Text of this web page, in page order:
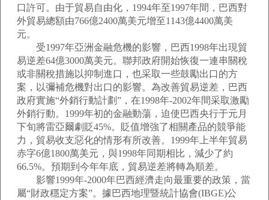
口許可。由于貿易自由化，1994年至1997年間，巴西對
外貿易總額由766億2400萬美元增至1143億4400萬美
元。
受1997年亞洲金融危機的影響，巴西1998年出現貿
易逆差64億3000萬美元。聯邦政府開始恢復一連串關稅
或非關稅措施以抑制進口，也采取一些鼓勵出口的方
案，以彌補危機對出口的影響。為改善貿易逆差，巴西
政府實施“外銷行動計劃”，在1998年-2002年間采取激勵
外銷行動。1999年初的金融動蕩，迫使巴西央行于元月
下旬將雷亞爾劇貶45%。貶值增強了相關產品的競爭能
力，貿易收支惡化的情形有所改善。1999年上半年貿易
赤字6億1800萬美元，與1998年同期相比，減少了約
66.5%。預期到今年年底，貿易逆差將轉為順差。
影響1999年-2000年巴西經濟走向最重要的政策，當
屬“財政穩定方案”。據巴西地理暨統計協會(IBGE)公